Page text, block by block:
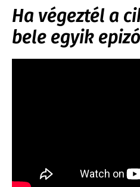
Ha végeztél a
bele egyik